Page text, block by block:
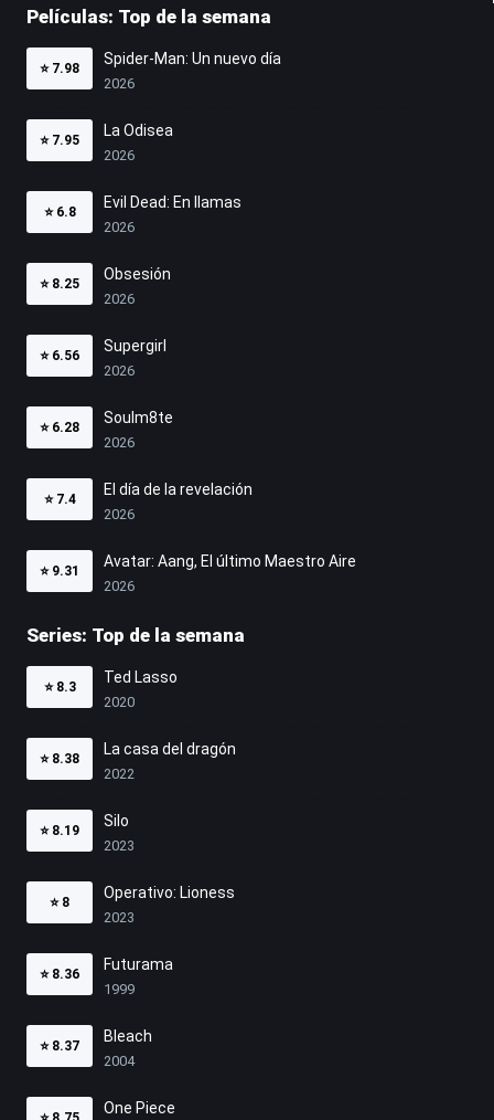
Películas: Top de la semana
⭐ 7.98
Spider-Man: Un nuevo día
2026
⭐ 7.95
La Odisea
2026
⭐ 6.8
Evil Dead: En llamas
2026
⭐ 8.25
Obsesión
2026
⭐ 6.56
Supergirl
2026
⭐ 6.28
Soulm8te
2026
⭐ 7.4
El día de la revelación
2026
⭐ 9.31
Avatar: Aang, El último Maestro Aire
2026
Series: Top de la semana
⭐ 8.3
Ted Lasso
2020
⭐ 8.38
La casa del dragón
2022
⭐ 8.19
Silo
2023
⭐ 8
Operativo: Lioness
2023
⭐ 8.36
Futurama
1999
⭐ 8.37
Bleach
2004
One Piece